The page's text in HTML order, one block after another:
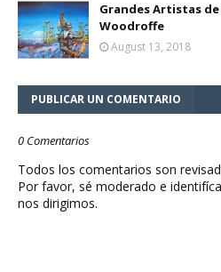
Grandes Artistas
Woodroffe
August 13, 2018
PUBLICAR UN COMENTARIO
0 Comentarios
Todos los comentarios son
Por favor, sé moderado e
nos dirigimos.